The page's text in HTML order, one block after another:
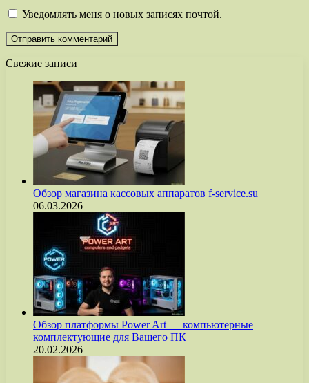
Уведомлять меня о новых записях почтой.
Свежие записи
Обзор магазина кассовых аппаратов f-service.su
06.03.2026
Обзор платформы Power Art — компьютерные
комплектующие для Вашего ПК
20.02.2026